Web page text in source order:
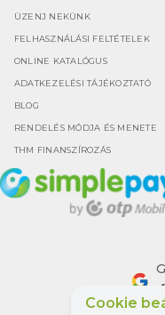
ÜZENJ NEKÜNK
FELHASZNÁLÁSI FELTÉTELEK
ONLINE KATALÓGUS
ADATKEZELÉSI TÁJÉKOZTATÓ
BLOG
RENDELÉS MÓDJA ÉS MENETE
THM FINANSZÍROZÁS
Cookie